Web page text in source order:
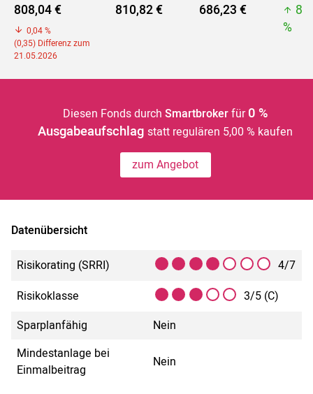
808,04 €
0,04 %
(0,35) Differenz zum
21.05.2026
810,82 € 686,23 €
%
Diesen Fonds durch Smartbrokerfür 0 %
Ausgabeaufschlagstatt regulären 5,00 % kaufen
zum Angebot
Datenübersicht
Risikorating (SRRI)
4/7
Risikoklasse
3/5 (C)
Sparplanfähig
Nein
Mindestanlage bei
Einmalbeitrag
Nein